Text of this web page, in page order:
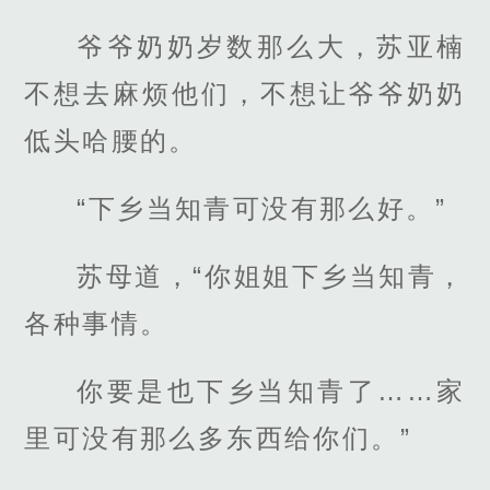
爷爷奶奶岁数那么大，苏亚楠
不想去麻烦他们，不想让爷爷奶奶
低头哈腰的。
“下乡当知青可没有那么好。”
苏母道，“你姐姐下乡当知青，
各种事情。
你要是也下乡当知青了……家
里可没有那么多东西给你们。”